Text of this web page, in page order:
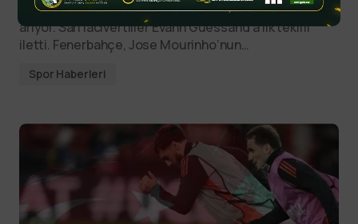
Dzeko ile yollarını ayıran Fenerbahçe yeni golcüsünü
arıyor. Sarı lacivertliler Evann Guessand’a ilk teklifi
iletti. Fenerbahçe, Jose Mourinho’nun…
Spor Haberleri